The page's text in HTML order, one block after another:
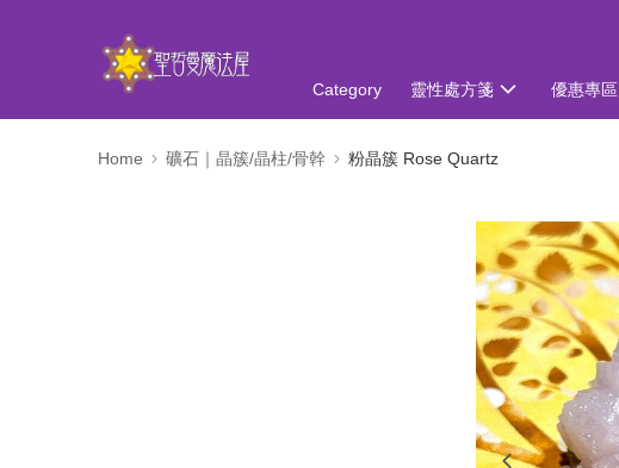
Category 靈性處方箋 優惠專區
Home 礦石｜晶簇/晶柱/骨幹 粉晶簇 Rose Quartz